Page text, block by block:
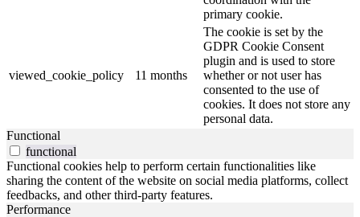
primary cookie.
viewed_cookie_policy 11 months
The cookie is set by the
GDPR Cookie Consent
plugin and is used to store
whether or not user has
consented to the use of
cookies. It does not store any
personal data.
Functional
functional
Functional cookies help to perform certain functionalities like
sharing the content of the website on social media platforms, collect
feedbacks, and other third-party features.
Performance